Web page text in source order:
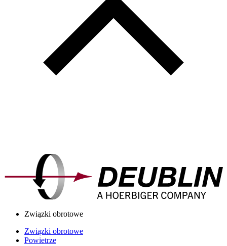
Związki obrotowe
Związki obrotowe
Powietrze